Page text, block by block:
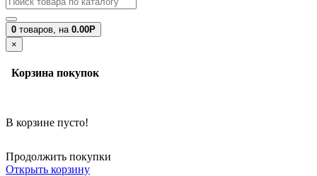
0 товаров, на 0.00Р
×
Корзина покупок
В корзине пусто!
Продолжить покупки
Открыть корзину